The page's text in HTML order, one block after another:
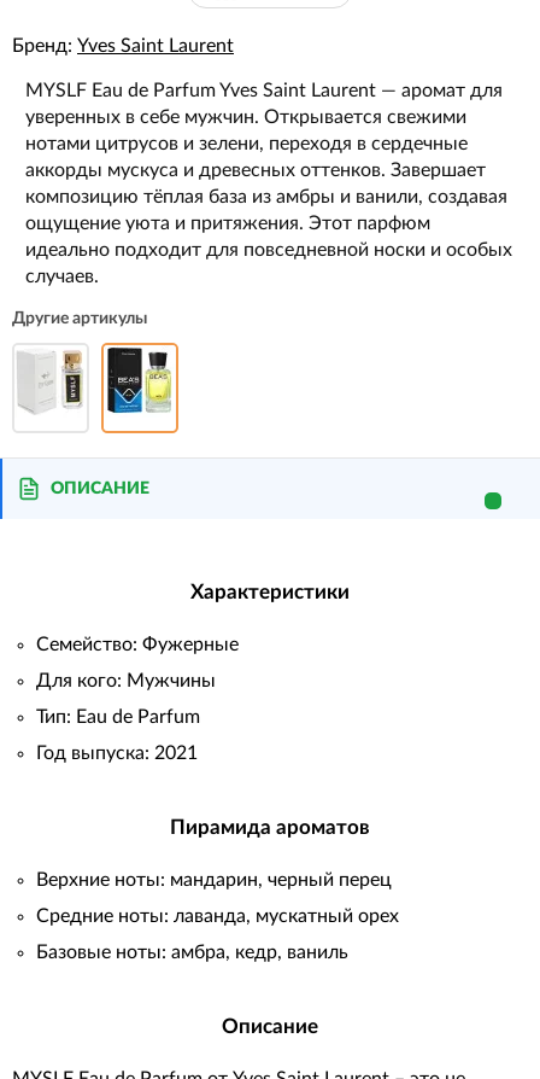
Бренд: Yves Saint Laurent
MYSLF Eau de Parfum Yves Saint Laurent — аромат для
уверенных в себе мужчин. Открывается свежими
нотами цитрусов и зелени, переходя в сердечные
аккорды мускуса и древесных оттенков. Завершает
композицию тёплая база из амбры и ванили, создавая
ощущение уюта и притяжения. Этот парфюм
идеально подходит для повседневной носки и особых
случаев.
Другие артикулы
ОПИСАНИЕ
Характеристики
Семейство: Фужерные
Для кого: Мужчины
Тип: Eau de Parfum
Год выпуска: 2021
Пирамида ароматов
Верхние ноты: мандарин, черный перец
Средние ноты: лаванда, мускатный орех
Базовые ноты: амбра, кедр, ваниль
Описание